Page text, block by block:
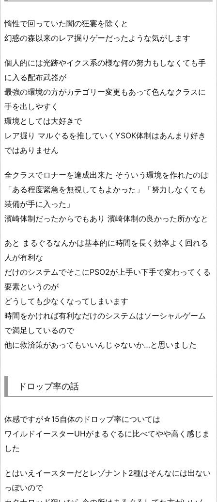
惰性で回っていた闇の狂宴を除くと
幻惑の森以来のレア掘りゲーだったような気がします
個人的には光跡やイクス系の様な何の努力もしなくても手
に入る配布武器が
最強の環境の方がカテゴリー変更もあって色んなクラスに
手を出しやすく
環境としては大好きで
レア掘り マルぐるを推していくYSOK体制はあんまり好き
ではありません
全クラスでロナーを達成出来た そういう環境を作れたのは
「ある程度緊急を無視してもよかった」「努力しなくても
装備が手に入った」
濱崎体制だったからでもあり 濱崎体制の良かった所かなと
あと まるぐるなんかは基本的に時間を長く効率よく回れる
人が有利な
だけのシステムでそこにPSO2が上手い下手で変わってくる
要素というのが
どうしても少なくなってしまいます
時間をかければ有利なだけのシステムはソーシャルゲーム
で満足しているので
他に救済策があってもいいんじゃないか…と思いました
ドロップ率の話
体感ですが☆15自体のドロップ率については
ワイルドイースターUHがまるぐるに比べてやや高く感じま
した
とはいえイースターだとレゾナント2種はそんなには出ない
っぽいので